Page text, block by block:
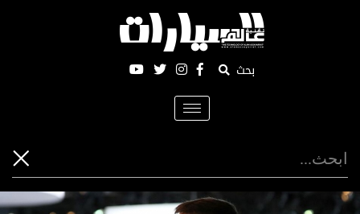
بحث
Toggle
navigation